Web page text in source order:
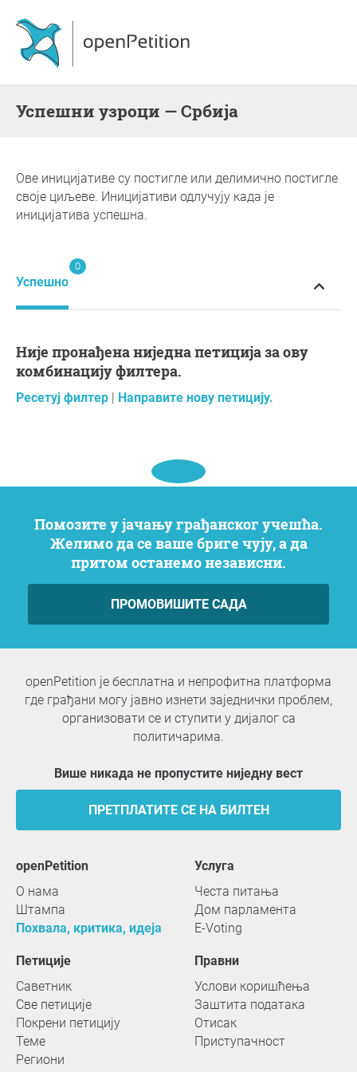
Успешни узроци — Србија
Ове иницијативе су постигле или делимично постигле
своје циљеве. Иницијативи одлучују када је
иницијатива успешна.
Успешно
0
Није пронађена ниједна петиција за ову
комбинацију филтера.
Ресетуј филтер | Направите нову петицију.
Помозите у јачању грађанског учешћа.
Желимо да се ваше бриге чују, а да
притом останемо независни.
ПРОМОВИШИТЕ САДА
openPetition је бесплатна и непрофитна платформа
где грађани могу јавно изнети заједнички проблем,
организовати се и ступити у дијалог са
политичарима.
Више никада не пропустите ниједну вест
ПРЕТПЛАТИТЕ СЕ НА БИЛТЕН
openPetition
О нама
Штампа
Похвала, критика, идеја
услуга
Честа питања
Дом парламента
E-Voting
Петиције
Саветник
Све петиције
Покрени петицију
Теме
Региони
Правни
Услови коришћења
Заштита података
Отисак
Приступачност